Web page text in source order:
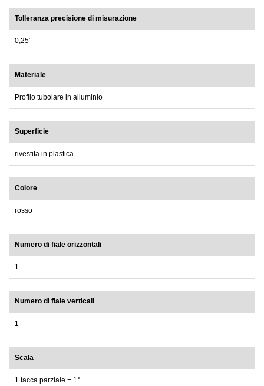
Tolleranza precisione di misurazione
0,25°
Materiale
Profilo tubolare in alluminio
Superficie
rivestita in plastica
Colore
rosso
Numero di fiale orizzontali
1
Numero di fiale verticali
1
Scala
1 tacca parziale = 1°